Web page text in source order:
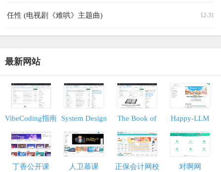
12-31
任性 (电视剧《难哄》主题曲)
最新网站
VibeCoding指南 System Design
Primer
The Book of
Secret
Knowledge
Happy-LLM
丁香公开课 人卫慕课 正保会计网校 对啊网